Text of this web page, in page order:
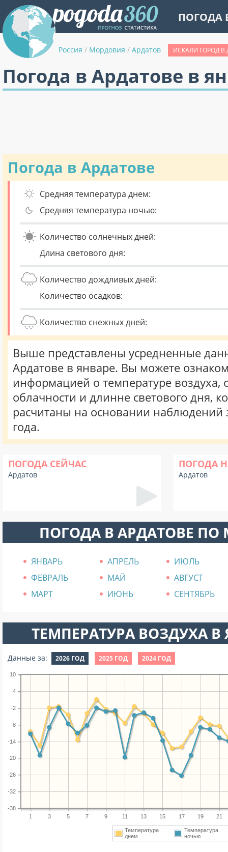
ПОГОДА
Россия / Мордовия / Ардатов ИСКАЛИ ГОРОД В
Погода в Ардатове в
Погода в Ардатове
Средняя температура днем:
Средняя температура ночью:
Количество солнечных дней:
Длина светового дня:
Количество дождливых дней:
Количество осадков:
Количество снежных дней:
Выше представлены усредненные
Ардатове в январе. Вы можете
информацией о температуре воздуха,
облачности и длинне светового дня,
расчитаны на основании наблюдений
года.
ПОГОДА СЕЙЧАС
Ардатов
ПОГОДА
Ардатов
ПОГОДА В АРДАТОВЕ
ЯНВАРЬ АПРЕЛЬ
ИЮЛЬ
ФЕВРАЛЬ
МАЙ
АВГУСТ
МАРТ
ИЮНЬ СЕНТЯБРЬ
ТЕМПЕРАТУРА ВОЗДУХА В
Данные за: 2026 ГОД 2025 ГОД 2024 ГОД
1 3 5 7 9 11 13 15 17 19 21
-38
-32
-26
-20
-14
-8
-2
4
10
Температура
днем
Температура
ночью